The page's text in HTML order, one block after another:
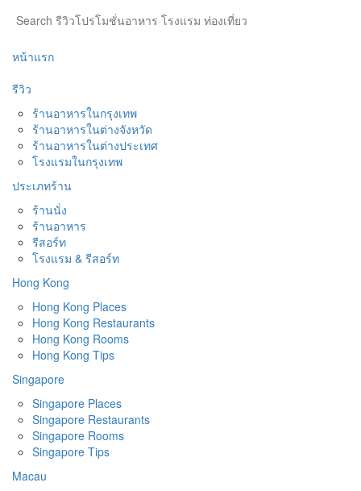
หน้าแรก
รีวิว
ร้านอาหารในกรุงเทพ
ร้านอาหารในต่างจังหวัด
ร้านอาหารในต่างประเทศ
โรงแรมในกรุงเทพ
ประเภทร้าน
ร้านนั่ง
ร้านอาหาร
รีสอร์ท
โรงแรม & รีสอร์ท
Hong Kong
Hong Kong Places
Hong Kong Restaurants
Hong Kong Rooms
Hong Kong Tips
Singapore
Singapore Places
Singapore Restaurants
Singapore Rooms
Singapore Tips
Macau